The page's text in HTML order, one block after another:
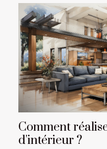
Comment
d'intérieur ?